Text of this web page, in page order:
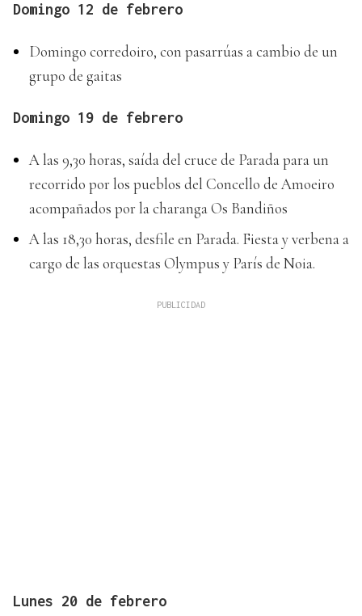
Domingo 12 de febrero
Domingo corredoiro, con pasarrúas a cambio de un
grupo de gaitas
Domingo 19 de febrero
A las 9,30 horas, saída del cruce de Parada para un
recorrido por los pueblos del Concello de Amoeiro
acompañados por la charanga Os Bandiños
A las 18,30 horas, desfile en Parada. Fiesta y verbena a
cargo de las orquestas Olympus y París de Noia.
Lunes 20 de febrero